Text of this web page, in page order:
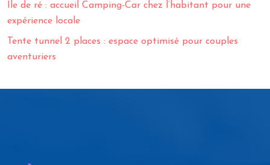
Île de ré : accueil Camping-Car chez l’habitant pour une
expérience locale
Tente tunnel 2 places : espace optimisé pour couples
aventuriers